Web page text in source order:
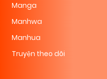
Manga
Manhwa
Manhua
Truyện theo dõi